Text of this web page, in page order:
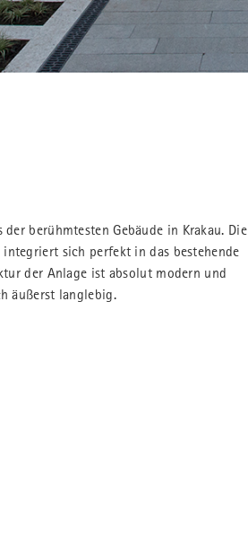
berühmtesten Gebäude in Krakau. Die
sich perfekt in das bestehende
der Anlage ist absolut modern und
äußerst langlebig.